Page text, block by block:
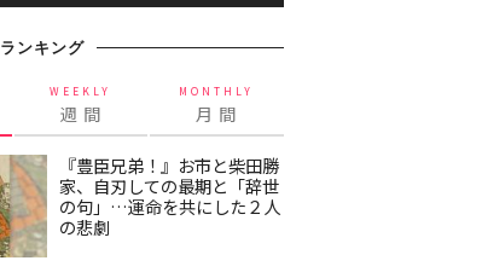
ランキング
WEEKLY
週 間
MONTHLY
月 間
『豊臣兄弟！』お市と柴田勝
家、自刃しての最期と「辞世
の句」…運命を共にした２人
の悲劇